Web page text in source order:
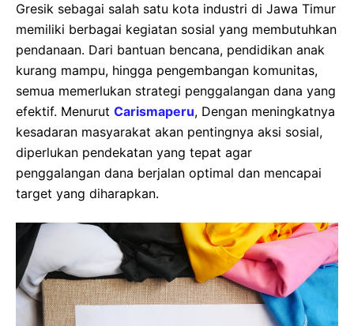
Gresik sebagai salah satu kota industri di Jawa Timur
memiliki berbagai kegiatan sosial yang membutuhkan
pendanaan. Dari bantuan bencana, pendidikan anak
kurang mampu, hingga pengembangan komunitas,
semua memerlukan strategi penggalangan dana yang
efektif. Menurut Carismaperu, Dengan meningkatnya
kesadaran masyarakat akan pentingnya aksi sosial,
diperlukan pendekatan yang tepat agar
penggalangan dana berjalan optimal dan mencapai
target yang diharapkan.